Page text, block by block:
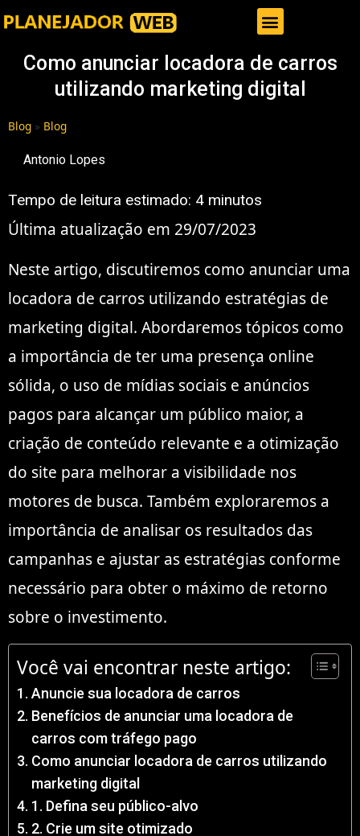
Como anunciar locadora de carros
utilizando marketing digital
Blog » Blog
Antonio Lopes
Tempo de leitura estimado: 4 minutos
Última atualização em 29/07/2023
Neste artigo, discutiremos como anunciar uma
locadora de carros utilizando estratégias de
marketing digital. Abordaremos tópicos como
a importância de ter uma presença online
sólida, o uso de mídias sociais e anúncios
pagos para alcançar um público maior, a
criação de conteúdo relevante e a otimização
do site para melhorar a visibilidade nos
motores de busca. Também exploraremos a
importância de analisar os resultados das
campanhas e ajustar as estratégias conforme
necessário para obter o máximo de retorno
sobre o investimento.
Você vai encontrar neste artigo:
Anuncie sua locadora de carros
Benefícios de anunciar uma locadora de
carros com tráfego pago
Como anunciar locadora de carros utilizando
marketing digital
1. Defina seu público-alvo
2. Crie um site otimizado